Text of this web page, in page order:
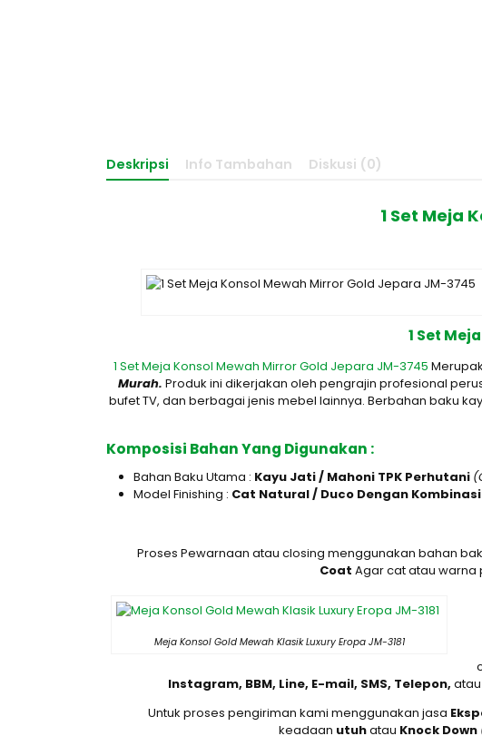
Deskripsi Info Tambahan Diskusi (0)
1 Set Meja
1 Set
1 Set Meja Konsol Mewah Mirror Gold Jepara JM-3745
Murah. Produk ini dikerjakan oleh pengrajin profesional
bufet TV, dan berbagai jenis mebel lainnya. Berbahan baku
Komposisi Bahan Yang Digunakan :
Bahan Baku Utama : Kayu Jati / Mahoni TPK Perhutani
Model Finishing : Cat Natural / Duco Dengan Kombinasi
Proses Pewarnaan atau closing menggunakan bahan
Coat Agar cat atau warna
Meja Konsol Gold Mewah Klasik Luxury Eropa JM-3181
Instagram, BBM, Line, E-mail, SMS, Telepon,
Untuk proses pengiriman kami menggunakan jasa
keadaan utuhatau Knock Down